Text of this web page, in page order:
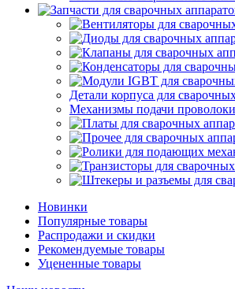
Детали корпуса для
Механизмы подачи
Новинки
Популярные товары
Распродажи и скидки
Рекомендуемые товары
Уцененные товары